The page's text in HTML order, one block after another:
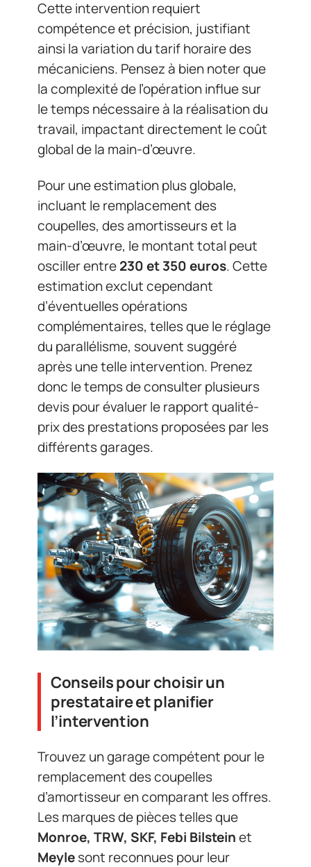
Cette intervention requiert
compétence et précision, justifiant
ainsi la variation du tarif horaire des
mécaniciens. Pensez à bien noter que
la complexité de l’opération influe sur
le temps nécessaire à la réalisation du
travail, impactant directement le coût
global de la main-d’œuvre.
Pour une estimation plus globale,
incluant le remplacement des
coupelles, des amortisseurs et la
main-d’œuvre, le montant total peut
osciller entre230 et 350 euros. Cette
estimation exclut cependant
d’éventuelles opérations
complémentaires, telles que le réglage
du parallélisme, souvent suggéré
après une telle intervention. Prenez
donc le temps de consulter plusieurs
devis pour évaluer le rapport qualité-
prix des prestations proposées par les
différents garages.
Conseils pour choisir un
prestataire et planifier
l’intervention
Trouvez un garage compétent pour le
remplacement des coupelles
d’amortisseur en comparant les offres.
Les marques de pièces telles que
Monroe, TRW, SKF, Febi Bilsteinet
Meylesont reconnues pour leur